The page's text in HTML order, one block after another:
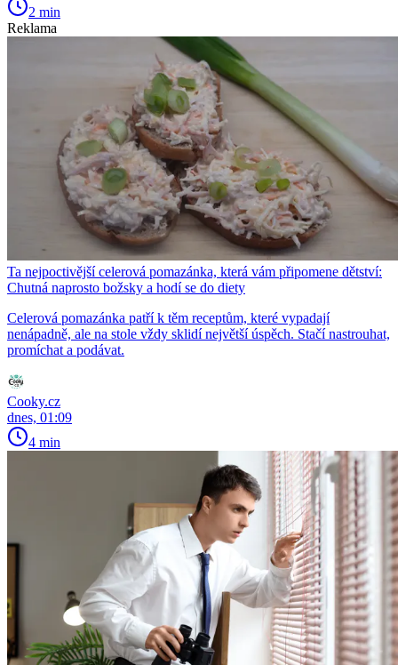
2 min
Reklama
Ta nejpoctivější celerová pomazánka, která vám připomene dětství:
Chutná naprosto božsky a hodí se do diety
Celerová pomazánka patří k těm receptům, které vypadají
nenápadně, ale na stole vždy sklidí největší úspěch. Stačí nastrouhat,
promíchat a podávat.
Cooky.cz
dnes, 01:09
4 min